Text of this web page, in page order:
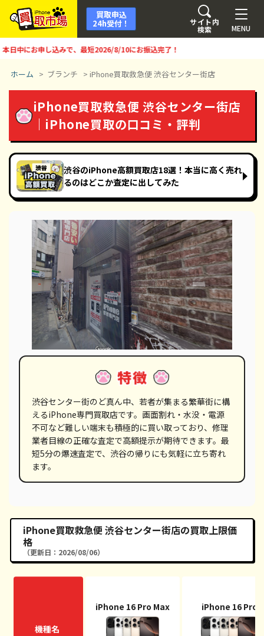
MENU
サイト内
検索
買取申込
24h受付！
お申し込みで、最短2026/8/10にお振込完了！
ホーム > ブランチ > iPhone買取救急便 渋谷センター街店
iPhone買取救急便 渋谷センター街店
｜iPhone買取の口コミ・評判
渋谷のiPhone高額買取店18選！本当に高く売れ
るのはどこか査定に出してみた
渋谷センター街のど真ん中、若者が集まる繁華街に構
えるiPhone専門買取店です。画面割れ・水没・電源
不可など難しい端末も積極的に買い取っており、修理
業者目線の正確な査定で高額提示が期待できます。最
短5分の爆速査定で、渋谷の帰りにも気軽に立ち寄れ
ます。
iPhone買取救急便 渋谷センター街店の買取上限価
格
（更新日：2026/08/06）
機種名
iPhone 16 Pro Max iPhone 16 Pro